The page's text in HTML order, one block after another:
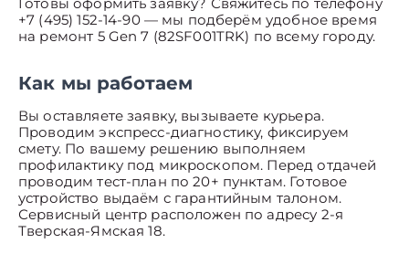
+7 (495) 152-14-90 — мы подберём удобное время
на ремонт 5 Gen 7 (82SF001TRK) по всему городу.
Как мы работаем
Вы оставляете заявку, вызываете курьера.
Проводим экспресс-диагностику, фиксируем
смету. По вашему решению выполняем
профилактику под микроскопом. Перед отдачей
проводим тест-план по 20+ пунктам. Готовое
устройство выдаём с гарантийным талоном.
Сервисный центр расположен по адресу 2-я
Тверская-Ямская 18.